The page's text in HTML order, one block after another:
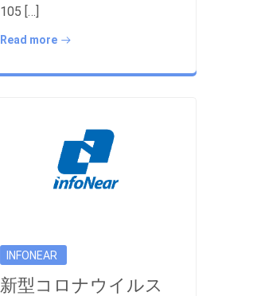
105 […]
Read more
INFONEAR
新型コロナウイルス